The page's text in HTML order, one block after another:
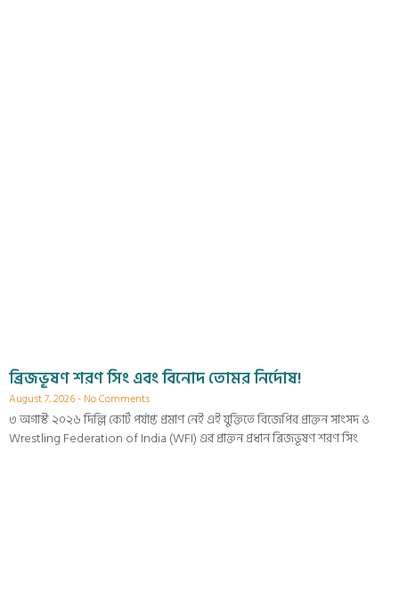
ব্রিজভূষণ শরণ সিং এবং বিনোদ তোমর নির্দোষ!
August 7, 2026 No Comments
৩ অগাস্ট ২০২৬ দিল্লি কোর্ট পর্যাপ্ত প্রমাণ নেই এই যুক্তিতে বিজেপির প্রাক্তন সাংসদ ও
Wrestling Federation of India (WFI) এর প্রাক্তন প্রধান ব্রিজভূষণ শরণ সিং